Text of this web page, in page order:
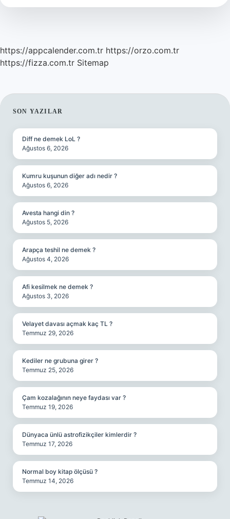
https://appcalender.com.tr https://orzo.com.tr
https://fizza.com.tr Sitemap
SIDEBAR
SON YAZILAR
Diff ne demek LoL ?
Ağustos 6, 2026
Kumru kuşunun diğer adı nedir ?
Ağustos 6, 2026
Avesta hangi din ?
Ağustos 5, 2026
Arapça teshil ne demek ?
Ağustos 4, 2026
Afi kesilmek ne demek ?
Ağustos 3, 2026
Velayet davası açmak kaç TL ?
Temmuz 29, 2026
Kediler ne grubuna girer ?
Temmuz 25, 2026
Çam kozalağının neye faydası var ?
Temmuz 19, 2026
Dünyaca ünlü astrofizikçiler kimlerdir ?
Temmuz 17, 2026
Normal boy kitap ölçüsü ?
Temmuz 14, 2026